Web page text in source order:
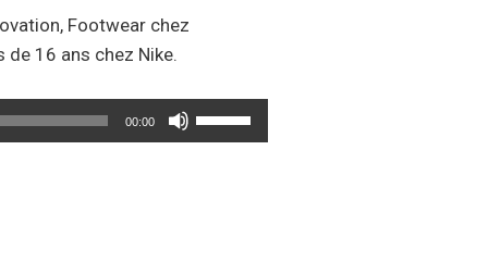
Footwear chez
de 16 ans chez Nike.
00:00
Utilisez
les